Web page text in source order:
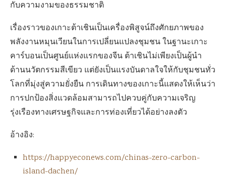
กับความงามของธรรมชาติ
เรื่องราวของเกาะต้าเชินเป็นเครื่องพิสูจน์ถึงศักยภาพของ
พลังงานหมุนเวียนในการเปลี่ยนแปลงชุมชน ในฐานะเกาะ
คาร์บอนเป็นศูนย์แห่งแรกของจีน ต้าเชินไม่เพียงเป็นผู้นำ
ด้านนวัตกรรมสีเขียว แต่ยังเป็นแรงบันดาลใจให้กับชุมชนทั่ว
โลกที่มุ่งสู่ความยั่งยืน การเดินทางของเกาะนี้แสดงให้เห็นว่า
การปกป้องสิ่งแวดล้อมสามารถไปควบคู่กับความเจริญ
รุ่งเรืองทางเศรษฐกิจและการท่องเที่ยวได้อย่างลงตัว
อ้างอิง:
https://happyeconews.com/chinas-zero-carbon-
island-dachen/